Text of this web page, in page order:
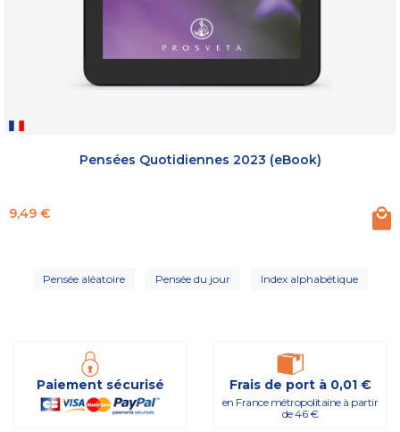
Pensées Quotidiennes 2023 (eBook)
Prix
9,49 €
Pensée aléatoire Pensée du jour Index alphabétique
Paiement sécurisé Frais de port à 0,01 €
en France métropolitaine à partir
de 46 €